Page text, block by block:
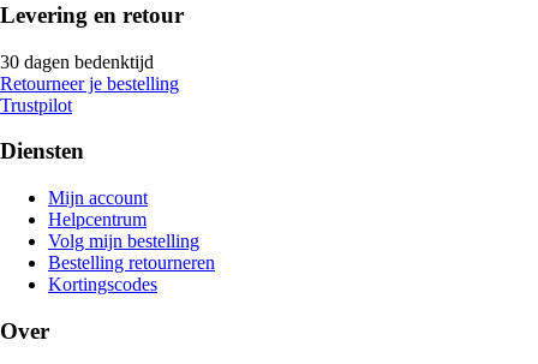
Levering en retour
30 dagen bedenktijd
Retourneer je bestelling
Trustpilot
Diensten
Mijn account
Helpcentrum
Volg mijn bestelling
Bestelling retourneren
Kortingscodes
Over